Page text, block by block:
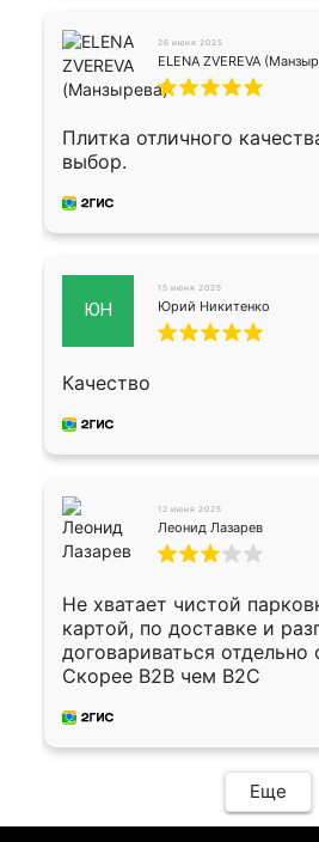
26 июня 2025
ELENA ZVEREVA
Плитка отличного
выбор.
ЮН
15 июня 2025
Юрий Никитенко
Качество
12 июня 2025
Леонид Лазарев
Не хватает чистой
картой, по доставке и
договариваться отдельно
Скорее B2B чем B2C
Еще